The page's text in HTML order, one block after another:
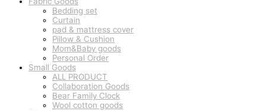
Bedding set
Curtain
pad & mattress cover
Pillow & Cushion
Mom&Baby goods
Personal Order
Small Goods
ALL PRODUCT
Collaboration Goods
Bear Family Clock
Wool cotton goods